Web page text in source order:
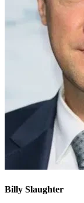
Billy Slaughter